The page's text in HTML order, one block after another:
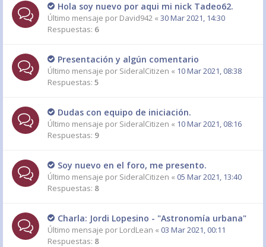
Hola soy nuevo por aqui mi nick Tadeo62.
Último mensaje por David942 « 30 Mar 2021, 14:30
Respuestas: 6
Presentación y algún comentario
Último mensaje por SideralCitizen « 10 Mar 2021, 08:38
Respuestas: 5
Dudas con equipo de iniciación.
Último mensaje por SideralCitizen « 10 Mar 2021, 08:16
Respuestas: 9
Soy nuevo en el foro, me presento.
Último mensaje por SideralCitizen « 05 Mar 2021, 13:40
Respuestas: 8
Charla: Jordi Lopesino - "Astronomía urbana"
Último mensaje por LordLean « 03 Mar 2021, 00:11
Respuestas: 8